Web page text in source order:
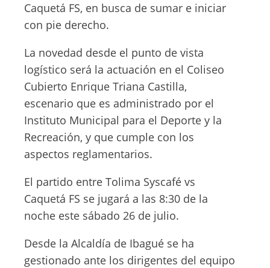
Caquetá FS, en busca de sumar e iniciar
con pie derecho.
La novedad desde el punto de vista
logístico será la actuación en el Coliseo
Cubierto Enrique Triana Castilla,
escenario que es administrado por el
Instituto Municipal para el Deporte y la
Recreación, y que cumple con los
aspectos reglamentarios.
El partido entre Tolima Syscafé vs
Caquetá FS se jugará a las 8:30 de la
noche este sábado 26 de julio.
Desde la Alcaldía de Ibagué se ha
gestionado ante los dirigentes del equipo